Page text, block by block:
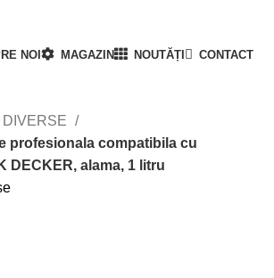
NOI MAGAZIN NOUTĂȚI CONTACT
DIVERSE
profesionala compatibila cu
DECKER, alama, 1 litru